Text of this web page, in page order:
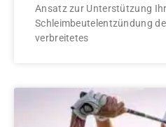
Ansatz zur Unterstützung
Schleimbeutelentzündung
verbreitetes